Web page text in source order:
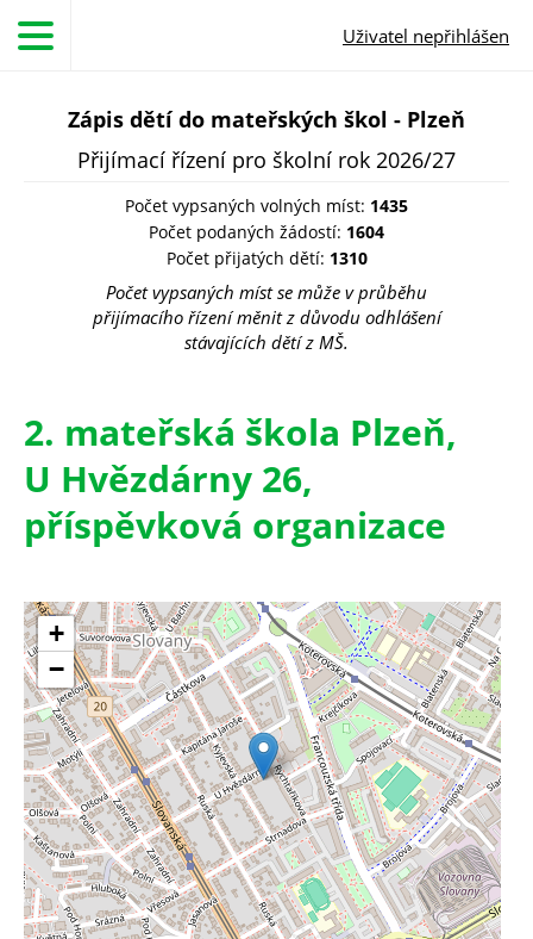
Uživatel nepřihlášen
Zápis dětí do mateřských škol - Plzeň
Přijímací řízení pro školní rok 2026/27
Počet vypsaných volných míst: 1435
Počet podaných žádostí: 1604
Počet přijatých dětí: 1310
Počet vypsaných míst se může v průběhu
přijímacího řízení měnit z důvodu odhlášení
stávajících dětí z MŠ.
2. mateřská škola Plzeň,
U Hvězdárny 26,
příspěvková organizace
+
−